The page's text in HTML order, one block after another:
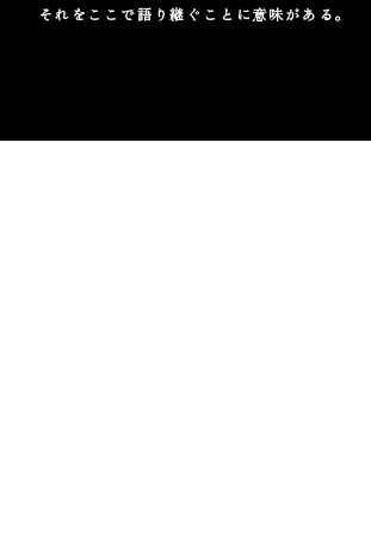
それをここで語り継ぐことに意味がある。